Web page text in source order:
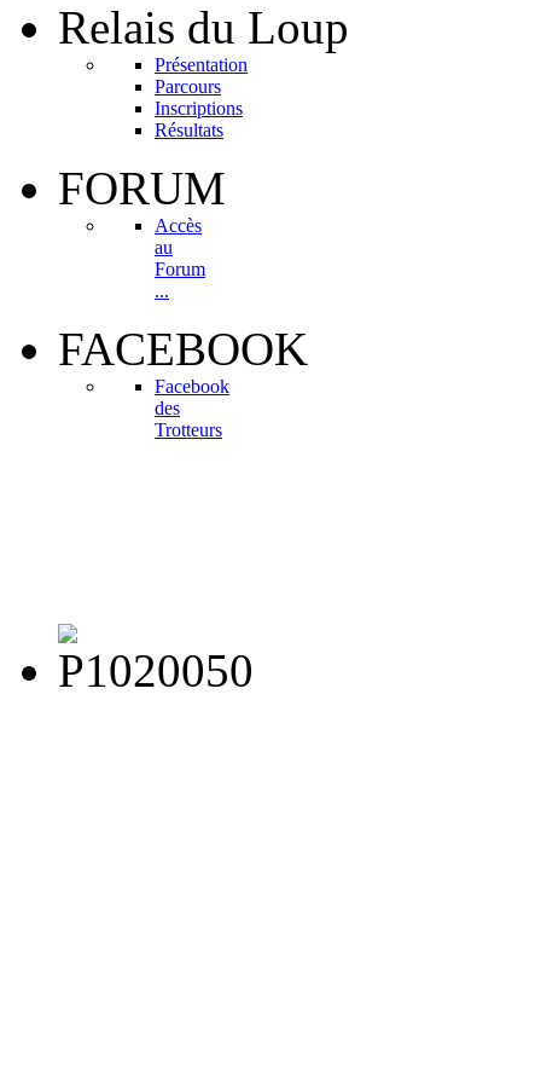
Relais du Loup
Présentation
Parcours
Inscriptions
Résultats
FORUM
Accès
au
Forum
...
FACEBOOK
Facebook
des
Trotteurs